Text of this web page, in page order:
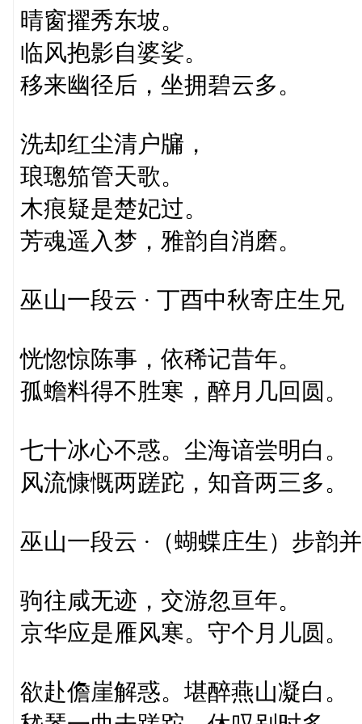
晴窗擢秀东坡。
临风抱影自婆娑。
移来幽径后，坐拥碧云多。
洗却红尘清户牖，
琅璁笳管天歌。
木痕疑是楚妃过。
芳魂遥入梦，雅韵自消磨。
巫山一段云 · 丁酉中秋寄庄生兄
恍惚惊陈事，依稀记昔年。
孤蟾料得不胜寒，醉月几回圆。
七十冰心不惑。尘海谙尝明白。
风流慷慨两蹉跎，知音两三多。
巫山一段云 ·（蝴蝶庄生）步韵
驹往咸无迹，交游忽亘年。
京华应是雁风寒。守个月儿圆。
欲赴儋崖解惑。堪醉燕山凝白。